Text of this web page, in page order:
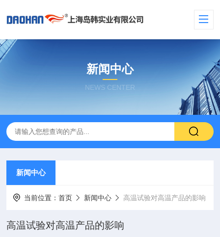
新闻中心
NEWS CENTER
新闻中心
当前位置：首页 新闻中心 高温试验对高温产品的影响
高温试验对高温产品的影响